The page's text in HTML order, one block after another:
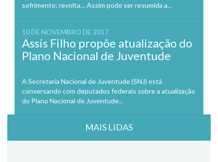
sofrimento; revolta… Assim pode ser resumida a...
10 DE NOVEMBRO DE 2017
Assis Filho propõe atualização do
Plano Nacional de Juventude
A Secretaria Nacional de Juventude (SNJ) está
conversando com deputados federais sobre a atualização
do Plano Nacional de Juventude...
MAIS LIDAS